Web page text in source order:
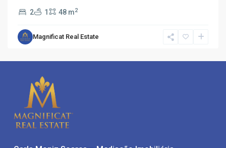
2 1 48 m2
Magnificat Real Estate